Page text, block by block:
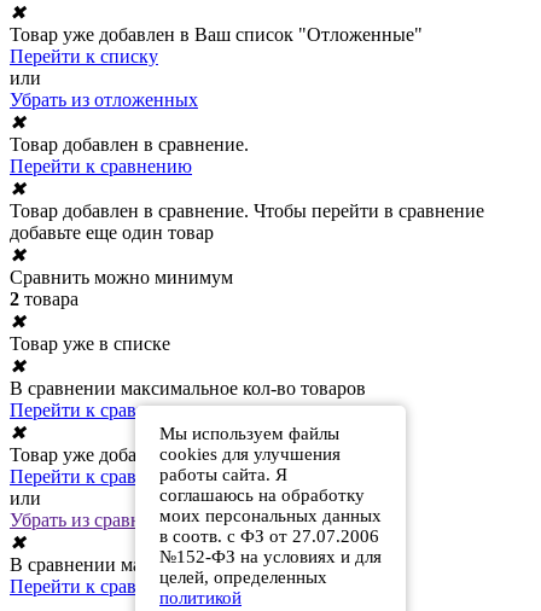
Мы используем файлы
cookies для улучшения
работы сайта. Я
соглашаюсь на обработку
моих персональных данных
в соотв. с ФЗ от 27.07.2006
№152-ФЗ на условиях и для
целей, определенных
политикой
✖
Товар уже добавлен в Ваш список "Отложенные"
Перейти к списку
или
Убрать из отложенных
✖
Товар добавлен в сравнение.
Перейти к сравнению
✖
Товар добавлен в сравнение. Чтобы перейти в сравнение
добавьте еще один товар
✖
Сравнить можно минимум
2 товара
✖
Товар уже в списке
✖
В сравнении максимальное кол-во товаров
Перейти к сравнению
✖
Товар уже добавлен в сравнение
Перейти к сравнению
или
Убрать из сравнения
✖
В сравнении максимальное кол-во товаров
Перейти к сравнению